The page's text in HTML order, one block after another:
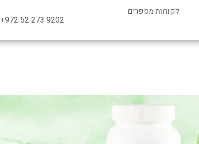
לקוחות מספרים
+972 52 273 9202